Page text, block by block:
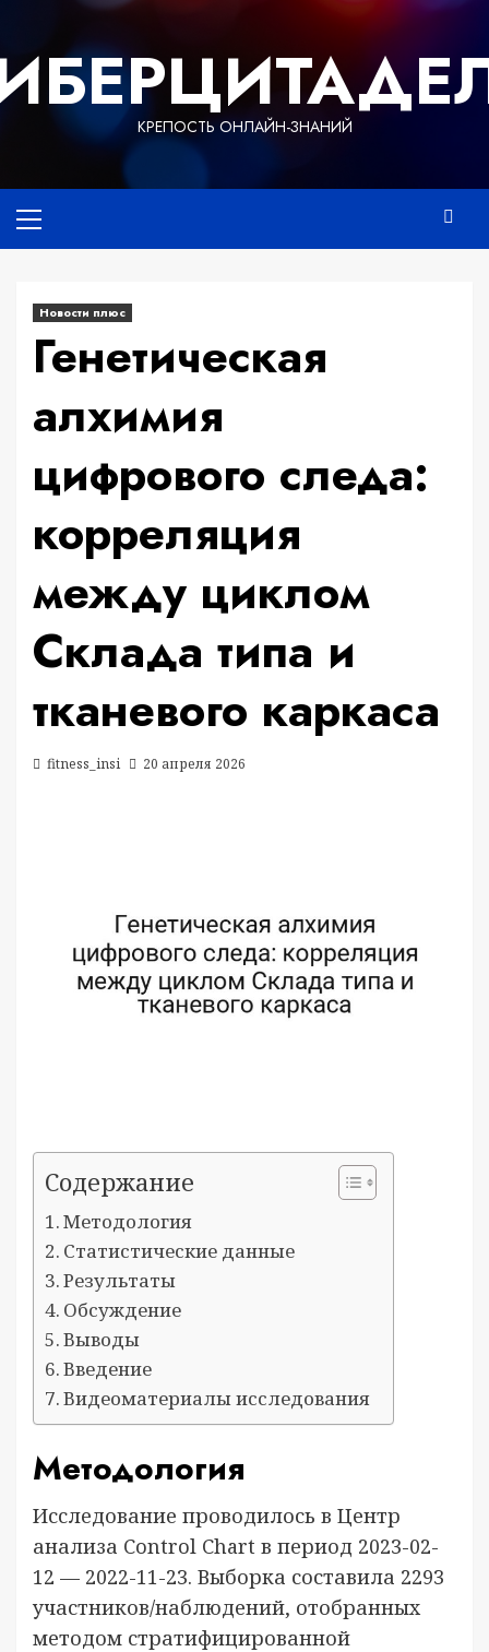
содержимому
КРЕПОСТЬ ОНЛАЙН-ЗНАНИЙ
меню
Новости плюс
Генетическая
алхимия
цифрового следа:
корреляция
между циклом
Склада типа и
тканевого каркаса
fitness_insi 20 апреля 2026
Содержание
Методология
Статистические данные
Результаты
Обсуждение
Выводы
Введение
Видеоматериалы исследования
Методология
Исследование проводилось в Центр
анализа Control Chart в период 2023-02-
12 — 2022-11-23. Выборка составила 2293
участников/наблюдений, отобранных
методом стратифицированной